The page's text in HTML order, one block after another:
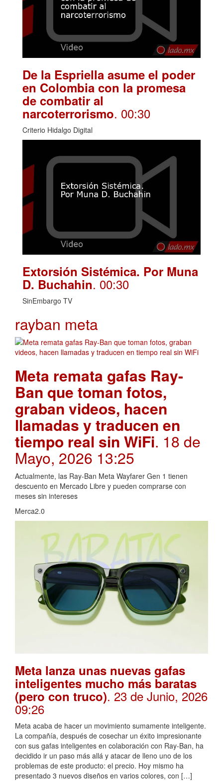
De la Espriella asume el poder
en Colombia con la promesa
de combatir al
narcoterrorismo. 00:30
Criterio Hidalgo Digital
Extorsión Sistémica. Por Muna
D. Buchahin. 00:30
SinEmbargo TV
rayban meta
Meta remata gafas Ray-
Ban que toman fotos,
graban videos, hacen
llamadas y traducen en
tiempo real sin WiFi. 18 de
Mayo, 2026 13:25
Actualmente, las Ray-Ban Meta Wayfarer Gen 1 tienen
descuento en Mercado Libre y pueden comprarse con
meses sin intereses
Merca2.0
Meta lanza unas nuevas gafas
inteligentes mucho más baratas
(pero con truco). 23 de Junio, 2026
09:26
Meta acaba de hacer un movimiento sumamente inteligente.
La compañía, después de cosechar un éxito impresionante
con sus gafas inteligentes en colaboración con Ray-Ban, ha
decidido ir un paso más allá y atacar de lleno uno de los
problemas de este producto: el precio. Hoy mismo ha
presentado 3 nuevos diseños en varios colores, con […]